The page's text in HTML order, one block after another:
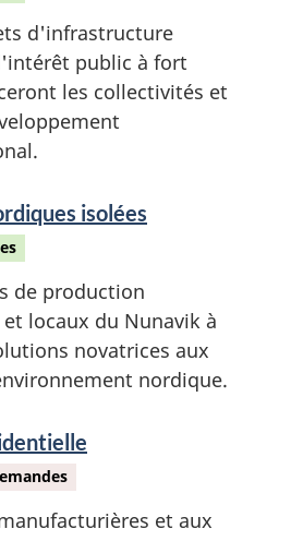
d'infrastructure
public à fort
les collectivités et
isolées
de production
locaux du Nunavik à
novatrices aux
nordique.
et aux